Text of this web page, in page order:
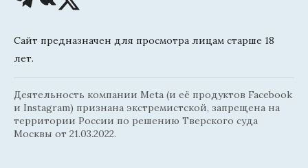
Сайт предназначен для просмотра лицам старше 18
лет.
Деятельность компании Meta (и её продуктов Facebook
и Instagram) признана экстремистской, запрещена на
территории России по решению Тверского суда
Москвы от 21.03.2022.